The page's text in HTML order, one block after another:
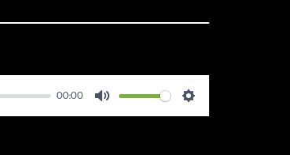
00:00
Mute Settings